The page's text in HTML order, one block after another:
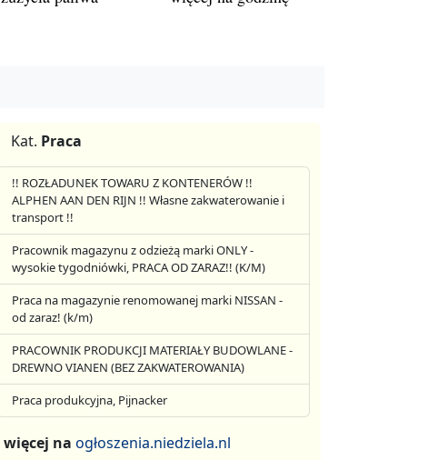
Kat. Praca
!! ROZŁADUNEK TOWARU Z KONTENERÓW !!
ALPHEN AAN DEN RIJN !! Własne zakwaterowanie i
transport !!
Pracownik magazynu z odzieżą marki ONLY -
wysokie tygodniówki, PRACA OD ZARAZ!! (K/M)
Praca na magazynie renomowanej marki NISSAN -
od zaraz! (k/m)
PRACOWNIK PRODUKCJI MATERIAŁY BUDOWLANE -
DREWNO VIANEN (BEZ ZAKWATEROWANIA)
Praca produkcyjna, Pijnacker
więcej na ogłoszenia.niedziela.nl